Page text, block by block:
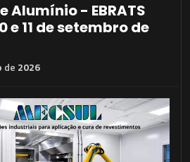
Alumínio - EBRATS
e 11 de setembro de
de 2026